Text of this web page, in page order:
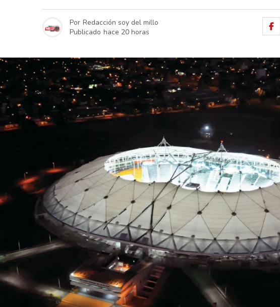
Por Redacción soy del millo
Publicado hace 20 horas